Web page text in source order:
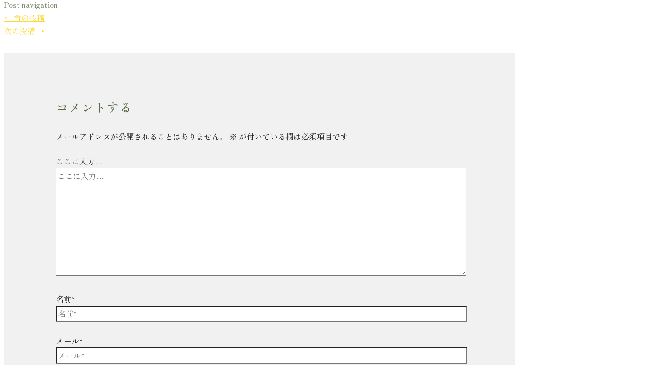
Post navigation
← 前の投稿
次の投稿 →
コメントする
メールアドレスが公開されることはありません。 ※ が付いている欄は必須項目です
ここに入力…
名前*
メール*